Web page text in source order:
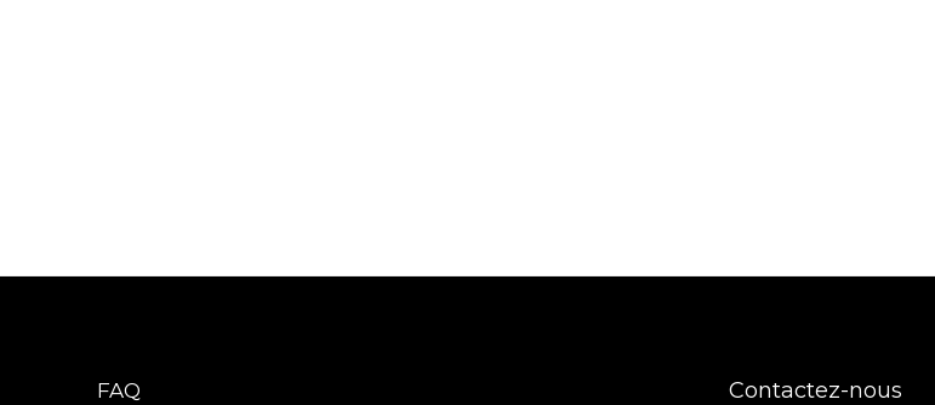
FAQ
Contactez-nous